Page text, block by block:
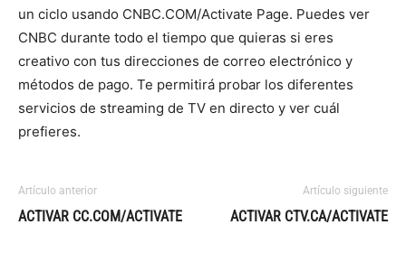
un ciclo usando CNBC.COM/Activate Page. Puedes ver
CNBC durante todo el tiempo que quieras si eres
creativo con tus direcciones de correo electrónico y
métodos de pago. Te permitirá probar los diferentes
servicios de streaming de TV en directo y ver cuál
prefieres.
Artículo anterior
ACTIVAR CC.COM/ACTIVATE
Artículo siguiente
ACTIVAR CTV.CA/ACTIVATE